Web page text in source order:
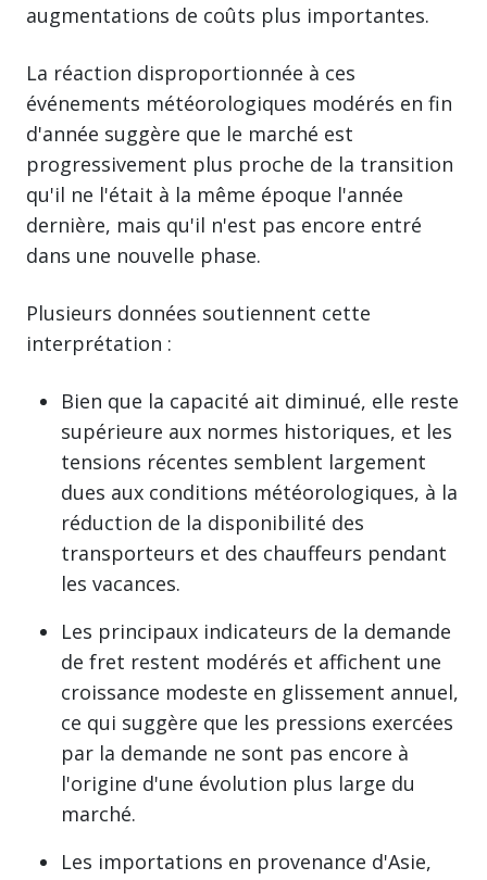
augmentations de coûts plus importantes.
La réaction disproportionnée à ces
événements météorologiques modérés en fin
d'année suggère que le marché est
progressivement plus proche de la transition
qu'il ne l'était à la même époque l'année
dernière, mais qu'il n'est pas encore entré
dans une nouvelle phase.
Plusieurs données soutiennent cette
interprétation :
Bien que la capacité ait diminué, elle reste
supérieure aux normes historiques, et les
tensions récentes semblent largement
dues aux conditions météorologiques, à la
réduction de la disponibilité des
transporteurs et des chauffeurs pendant
les vacances.
Les principaux indicateurs de la demande
de fret restent modérés et affichent une
croissance modeste en glissement annuel,
ce qui suggère que les pressions exercées
par la demande ne sont pas encore à
l'origine d'une évolution plus large du
marché.
Les importations en provenance d'Asie,